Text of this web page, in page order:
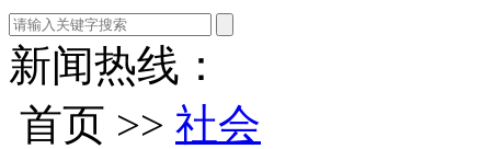
新闻热线：
首页 >> 社会